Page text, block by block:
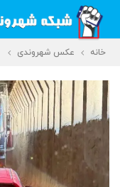
خانه عکس شهروندی